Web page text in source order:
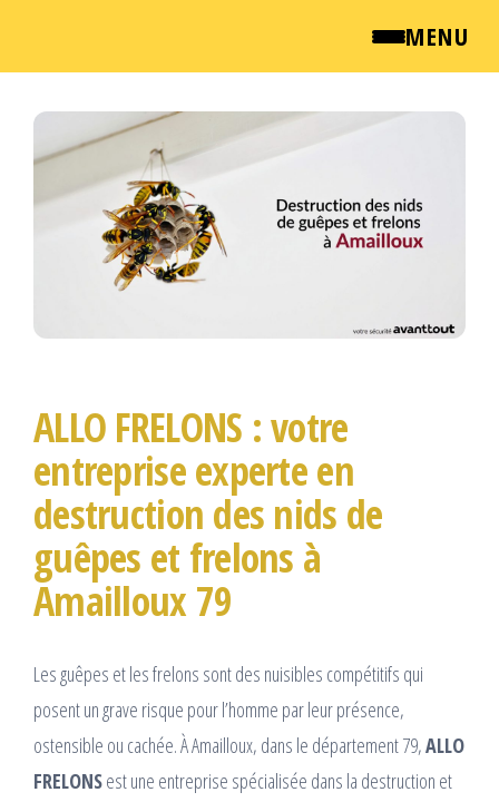
MENU
QUI SOMMES NOUS ?
NEWSROOM
ALLO FRELONS : votre
entreprise experte en
destruction des nids de
guêpes et frelons à
Amailloux 79
Les guêpes et les frelons sont des nuisibles compétitifs qui
posent un grave risque pour l’homme par leur présence,
ostensible ou cachée. À Amailloux, dans le département 79,ALLO
FRELONSest une entreprise spécialisée dans la destruction et